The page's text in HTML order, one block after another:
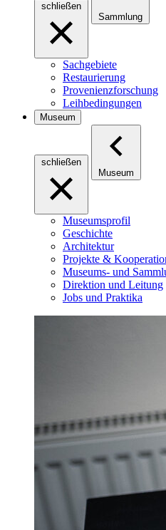
schließen
Sammlung
Sachgebiete
Restaurierung
Provenienzforschung
Leihbedingungen
Museum
schließen
Museum
Museumsprofil
Geschichte
Architektur
Projekte &
Museums- und
Direktion und Leitung
Jobs und Praktika